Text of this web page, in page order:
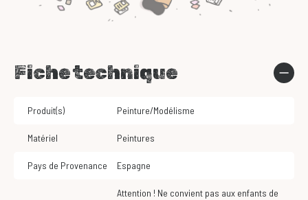
Fiche technique
Produit(s) Peinture/Modélisme
Matériel Peintures
Pays de Provenance Espagne
Attention ! Ne convient pas aux enfants de